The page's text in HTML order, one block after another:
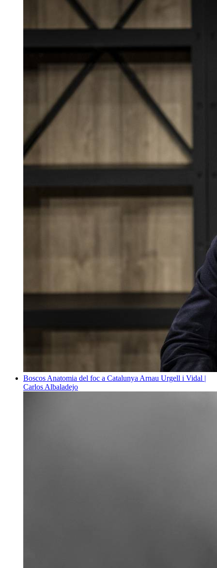
Boscos Anatomia del foc a Catalunya Arnau Urgell i Vidal |
Carlos Albaladejo